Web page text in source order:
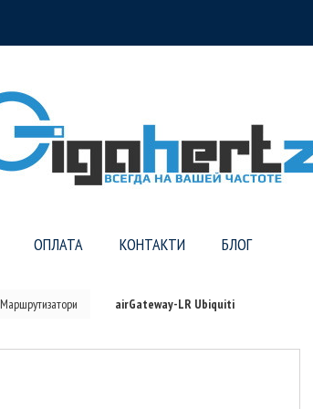
ОПЛАТА КОНТАКТИ БЛОГ
Маршрутизатори airGateway-LR Ubiquiti